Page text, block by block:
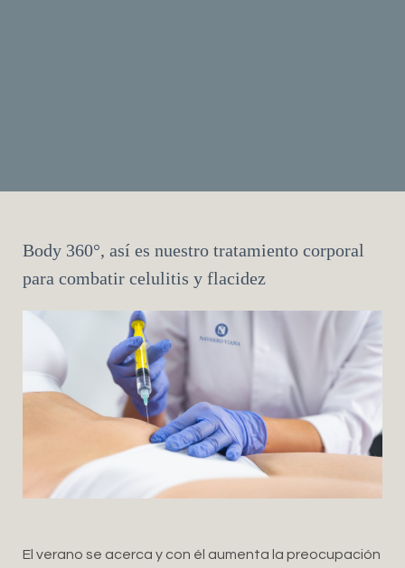
Body 360°, así es nuestro tratamiento corporal
para combatir celulitis y flacidez
El verano se acerca y con él aumenta la preocupación